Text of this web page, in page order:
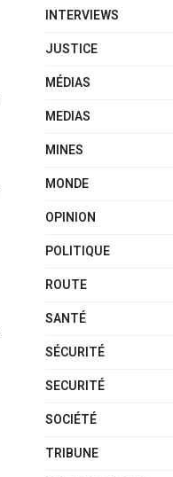
INTERVIEWS
JUSTICE
MÉDIAS
MEDIAS
MINES
MONDE
OPINION
POLITIQUE
ROUTE
SANTÉ
SÉCURITÉ
SECURITÉ
SOCIÉTÉ
TRIBUNE